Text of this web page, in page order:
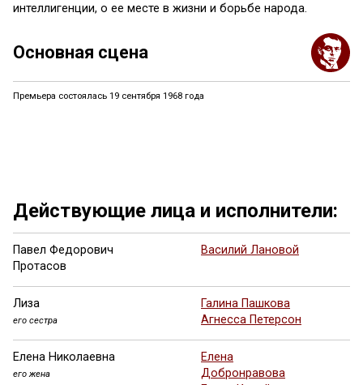
интеллигенции, о ее месте в жизни и борьбе народа.
Основная сцена
Премьера состоялась 19 сентября 1968 года
Действующие лица и исполнители:
Павел Федорович
Протасов
Василий Лановой
Лиза
его сестра
Галина Пашкова
Агнесса Петерсон
Елена Николаевна
его жена
Елена
Добронравова